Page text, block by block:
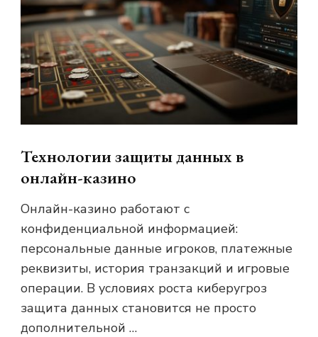
Технологии защиты данных в
онлайн-казино
Онлайн-казино работают с
конфиденциальной информацией:
персональные данные игроков, платежные
реквизиты, история транзакций и игровые
операции. В условиях роста киберугроз
защита данных становится не просто
дополнительной …